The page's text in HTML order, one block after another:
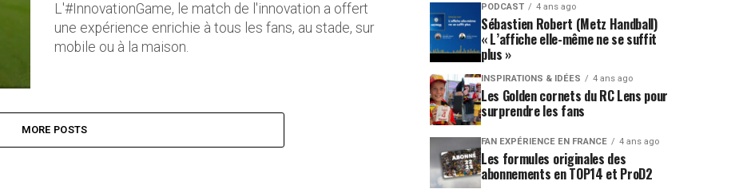
L'#InnovationGame, le match de l'innovation a offert
une expérience enrichie à tous les fans, au stade, sur
mobile ou à la maison.
MORE POSTS
PODCAST 4 ans ago
Sébastien Robert (Metz Handball)
« L’affiche elle-même ne se suffit
plus »
INSPIRATIONS & IDÉES 4 ans ago
Les Golden cornets du RC Lens pour
surprendre les fans
FAN EXPÉRIENCE EN FRANCE 4 ans ago
Les formules originales des
abonnements en TOP14 et ProD2